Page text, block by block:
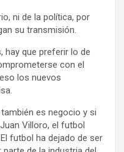
ni de la política, por
su transmisión.
hay que preferir lo de
con el
los nuevos
es negocio y si
Villoro, el futbol
futbol ha dejado de ser